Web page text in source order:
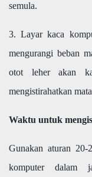
semula.
3. Layar kaca
mengurangi beban
otot leher akan
mengistirahatkan
Waktu untuk
Gunakan aturan 20-
komputer dalam